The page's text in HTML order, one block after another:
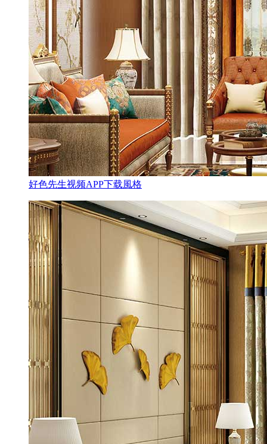
好色先生视频APP下载風格